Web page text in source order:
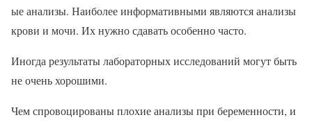
ые анализы. Наиболее информативными являются анализы
крови и мочи. Их нужно сдавать особенно часто.
Иногда результаты лабораторных исследований могут быть
не очень хорошими.
Чем спровоцированы плохие анализы при беременности, и